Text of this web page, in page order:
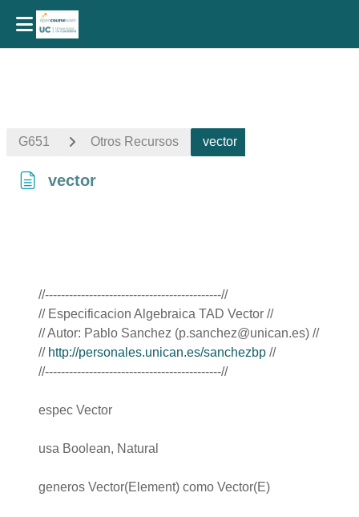
G651 Otros Recursos vector
vector
//--------------------------------------------//
// Especificacion Algebraica TAD Vector //
// Autor: Pablo Sanchez (p.sanchez@unican.es) //
// http://personales.unican.es/sanchezbp //
//--------------------------------------------//
espec Vector
usa Boolean, Natural
generos Vector(Element) como Vector(E)